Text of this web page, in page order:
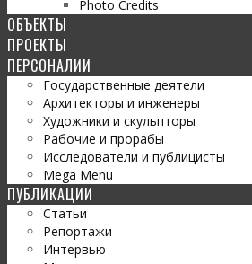
Photo Credits
ОБЪЕКТЫ
ПРОЕКТЫ
ПЕРСОНАЛИИ
Государственные деятели
Архитекторы и инженеры
Художники и скульпторы
Рабочие и прорабы
Исследователи и публицисты
Mega Menu
ПУБЛИКАЦИИ
Статьи
Репортажи
Интервью